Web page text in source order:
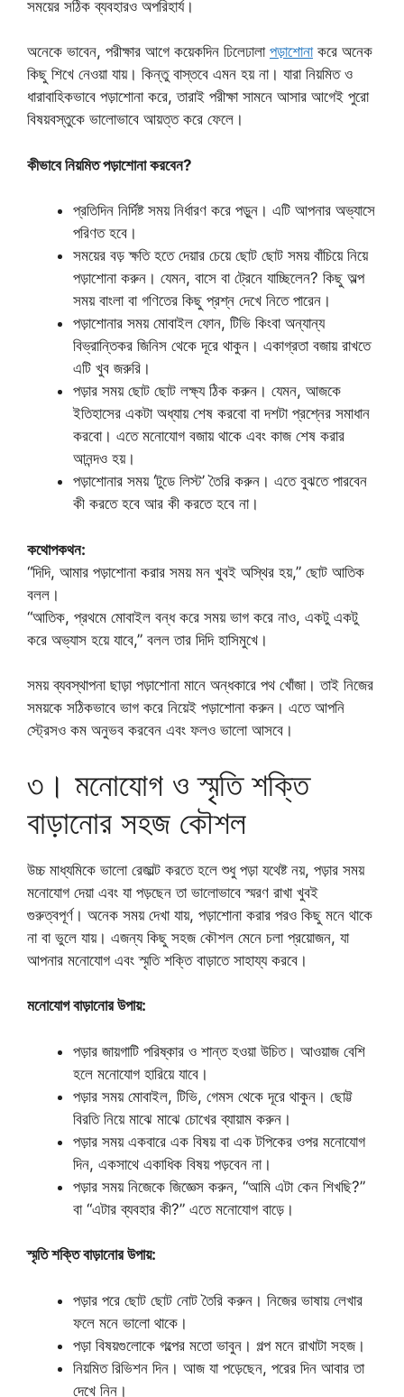
সময়ের সঠিক ব্যবহারও অপরিহার্য।
অনেকে ভাবেন, পরীক্ষার আগে কয়েকদিন ঢিলেঢালা পড়াশোনাকরে অনেক
কিছু শিখে নেওয়া যায়। কিন্তু বাস্তবে এমন হয় না। যারা নিয়মিত ও
ধারাবাহিকভাবে পড়াশোনা করে, তারাই পরীক্ষা সামনে আসার আগেই পুরো
বিষয়বস্তুকে ভালোভাবে আয়ত্ত করে ফেলে।
কীভাবে নিয়মিত পড়াশোনা করবেন?
প্রতিদিন নির্দিষ্ট সময় নির্ধারণ করে পড়ুন। এটি আপনার অভ্যাসে
পরিণত হবে।
সময়ের বড় ক্ষতি হতে দেয়ার চেয়ে ছোট ছোট সময় বাঁচিয়ে নিয়ে
পড়াশোনা করুন। যেমন, বাসে বা ট্রেনে যাচ্ছিলেন? কিছু অল্প
সময় বাংলা বা গণিতের কিছু প্রশ্ন দেখে নিতে পারেন।
পড়াশোনার সময় মোবাইল ফোন, টিভি কিংবা অন্যান্য
বিভ্রান্তিকর জিনিস থেকে দূরে থাকুন। একাগ্রতা বজায় রাখতে
এটি খুব জরুরি।
পড়ার সময় ছোট ছোট লক্ষ্য ঠিক করুন। যেমন, আজকে
ইতিহাসের একটা অধ্যায় শেষ করবো বা দশটা প্রশ্নের সমাধান
করবো। এতে মনোযোগ বজায় থাকে এবং কাজ শেষ করার
আনন্দও হয়।
পড়াশোনার সময় ‘টুডে লিস্ট’ তৈরি করুন। এতে বুঝতে পারবেন
কী করতে হবে আর কী করতে হবে না।
কথোপকথন:
“দিদি, আমার পড়াশোনা করার সময় মন খুবই অস্থির হয়,” ছোট আতিক
বলল।
“আতিক, প্রথমে মোবাইল বন্ধ করে সময় ভাগ করে নাও, একটু একটু
করে অভ্যাস হয়ে যাবে,” বলল তার দিদি হাসিমুখে।
সময় ব্যবস্থাপনা ছাড়া পড়াশোনা মানে অন্ধকারে পথ খোঁজা। তাই নিজের
সময়কে সঠিকভাবে ভাগ করে নিয়েই পড়াশোনা করুন। এতে আপনি
স্ট্রেসও কম অনুভব করবেন এবং ফলও ভালো আসবে।
৩। মনোযোগ ও স্মৃতি শক্তি
বাড়ানোর সহজ কৌশল
উচ্চ মাধ্যমিকে ভালো রেজাল্ট করতে হলে শুধু পড়া যথেষ্ট নয়, পড়ার সময়
মনোযোগ দেয়া এবং যা পড়ছেন তা ভালোভাবে স্মরণ রাখা খুবই
গুরুত্বপূর্ণ। অনেক সময় দেখা যায়, পড়াশোনা করার পরও কিছু মনে থাকে
না বা ভুলে যায়। এজন্য কিছু সহজ কৌশল মেনে চলা প্রয়োজন, যা
আপনার মনোযোগ এবং স্মৃতি শক্তি বাড়াতে সাহায্য করবে।
মনোযোগ বাড়ানোর উপায়:
পড়ার জায়গাটি পরিষ্কার ও শান্ত হওয়া উচিত। আওয়াজ বেশি
হলে মনোযোগ হারিয়ে যাবে।
পড়ার সময় মোবাইল, টিভি, গেমস থেকে দূরে থাকুন। ছোট্ট
বিরতি নিয়ে মাঝে মাঝে চোখের ব্যায়াম করুন।
পড়ার সময় একবারে এক বিষয় বা এক টপিকের ওপর মনোযোগ
দিন, একসাথে একাধিক বিষয় পড়বেন না।
পড়ার সময় নিজেকে জিজ্ঞেস করুন, “আমি এটা কেন শিখছি?”
বা “এটার ব্যবহার কী?” এতে মনোযোগ বাড়ে।
স্মৃতি শক্তি বাড়ানোর উপায়:
পড়ার পরে ছোট ছোট নোট তৈরি করুন। নিজের ভাষায় লেখার
ফলে মনে ভালো থাকে।
পড়া বিষয়গুলোকে গল্পের মতো ভাবুন। গল্প মনে রাখাটা সহজ।
নিয়মিত রিভিশন দিন। আজ যা পড়েছেন, পরের দিন আবার তা
দেখে নিন।